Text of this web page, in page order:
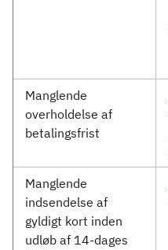
Manglende
overholdelse af
betalingsfrist
Manglende
indsendelse af
gyldigt kort inden
udløb af 14-dages